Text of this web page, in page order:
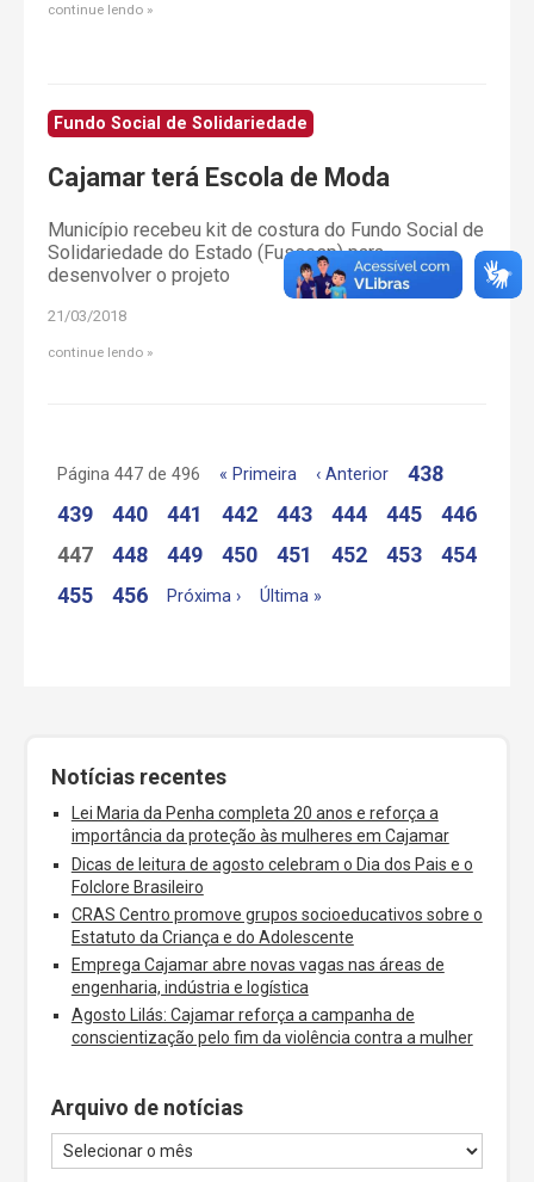
continue lendo
Fundo Social de Solidariedade
Cajamar terá Escola de Moda
Município recebeu kit de costura do Fundo Social de
Solidariedade do Estado (Fussesp) para
desenvolver o projeto
21/03/2018
continue lendo
Página 447 de 496 « Primeira ‹ Anterior
438
439
440 441 442 443 444 445
446
447
448 449 450 451 452 453
454
455
456 Próxima › Última »
Notícias recentes
Lei Maria da Penha completa 20 anos e reforça a
importância da proteção às mulheres em Cajamar
Dicas de leitura de agosto celebram o Dia dos Pais e o
Folclore Brasileiro
CRAS Centro promove grupos socioeducativos sobre o
Estatuto da Criança e do Adolescente
Emprega Cajamar abre novas vagas nas áreas de
engenharia, indústria e logística
Agosto Lilás: Cajamar reforça a campanha de
conscientização pelo fim da violência contra a mulher
Arquivo de notícias